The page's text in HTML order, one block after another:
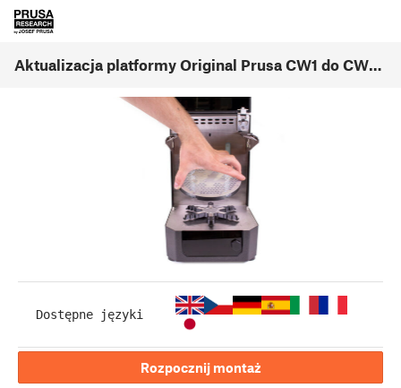
Aktualizacja platformy Original Prusa CW1 do CW1S (1.00)
Dostępne języki
Rozpocznij montaż